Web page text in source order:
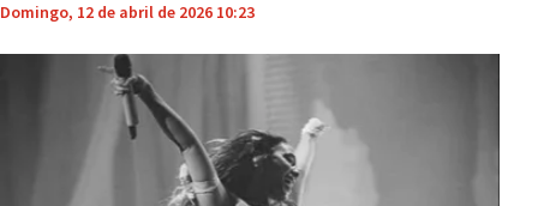
Domingo, 12 de abril de 2026 10:23